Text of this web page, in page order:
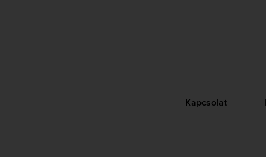
Kapcsolat